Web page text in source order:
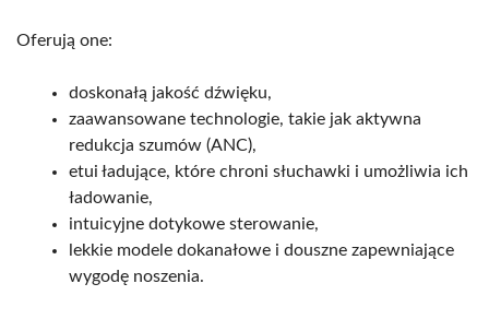
Oferują one:
doskonałą jakość dźwięku,
zaawansowane technologie, takie jak aktywna
redukcja szumów (ANC),
etui ładujące, które chroni słuchawki i umożliwia ich
ładowanie,
intuicyjne dotykowe sterowanie,
lekkie modele dokanałowe i douszne zapewniające
wygodę noszenia.